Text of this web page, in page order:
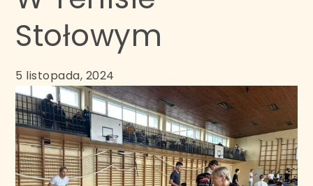
Stołowym
5 listopada, 2024